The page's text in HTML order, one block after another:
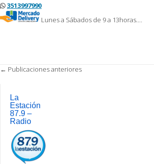
3513997990
Lunes a Sábados de 9 a 13horas.…
Post
← Publicaciones anteriores
La
Estación
87.9 –
Radio